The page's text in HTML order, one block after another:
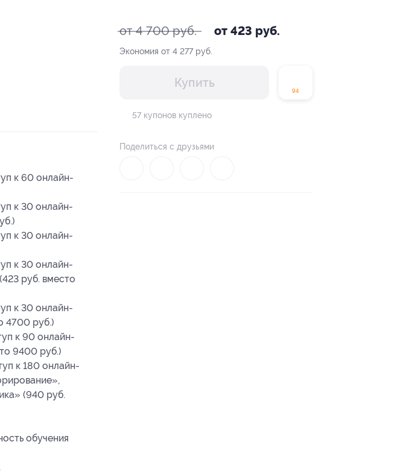
от 4 700 руб. от 423 руб.
Экономия от 4 277 руб.
Купить
94
57 купонов куплено
Поделиться с друзьями
к 60 онлайн-
к 30 онлайн-
к 30 онлайн-
к 30 онлайн-
руб. вместо
к 30 онлайн-
4700 руб.)
к 90 онлайн-
9400 руб.)
к 180 онлайн-
(940 руб.
обучения